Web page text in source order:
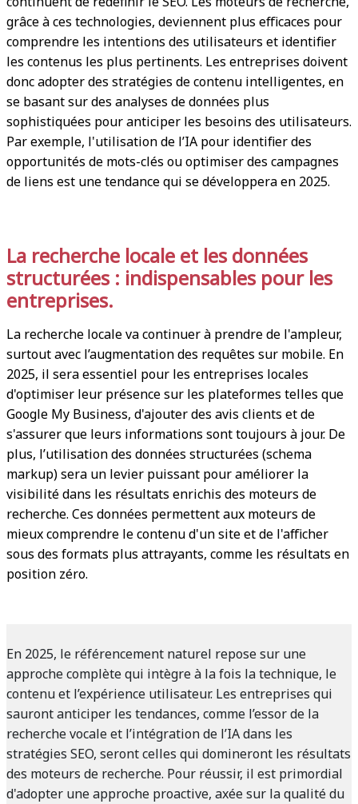
grâce à ces technologies, deviennent plus efficaces pour
comprendre les intentions des utilisateurs et identifier
les contenus les plus pertinents. Les entreprises doivent
donc adopter des stratégies de contenu intelligentes, en
se basant sur des analyses de données plus
sophistiquées pour anticiper les besoins des utilisateurs.
Par exemple, l'utilisation de l’IA pour identifier des
opportunités de mots-clés ou optimiser des campagnes
de liens est une tendance qui se développera en 2025.
La recherche locale et les données
structurées : indispensables pour les
entreprises.
La recherche locale va continuer à prendre de l'ampleur,
surtout avec l’augmentation des requêtes sur mobile. En
2025, il sera essentiel pour les entreprises locales
d'optimiser leur présence sur les plateformes telles que
Google My Business, d'ajouter des avis clients et de
s'assurer que leurs informations sont toujours à jour. De
plus, l’utilisation des données structurées (schema
markup) sera un levier puissant pour améliorer la
visibilité dans les résultats enrichis des moteurs de
recherche. Ces données permettent aux moteurs de
mieux comprendre le contenu d'un site et de l'afficher
sous des formats plus attrayants, comme les résultats en
position zéro.
En 2025, le référencement naturel repose sur une
approche complète qui intègre à la fois la technique, le
contenu et l’expérience utilisateur. Les entreprises qui
sauront anticiper les tendances, comme l’essor de la
recherche vocale et l’intégration de l’IA dans les
stratégies SEO, seront celles qui domineront les résultats
des moteurs de recherche. Pour réussir, il est primordial
d'adopter une approche proactive, axée sur la qualité du